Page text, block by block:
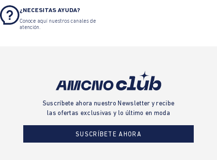
¿NECESITAS AYUDA?
Conoce aquí nuestros canales de
atención.
Suscríbete ahora nuestro Newsletter y recibe
las ofertas exclusivas y lo último en moda
SUSCRÍBETE AHORA